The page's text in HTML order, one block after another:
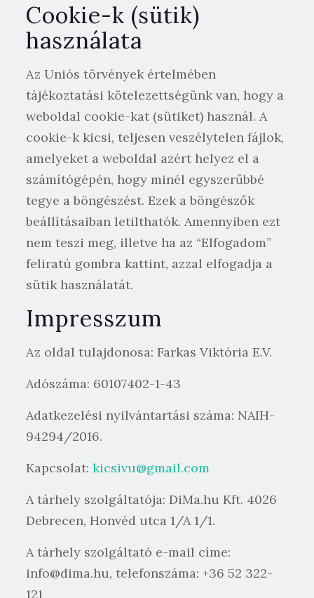
Cookie-k (sütik)
használata
Az Uniós törvények értelmében
tájékoztatási kötelezettségünk van, hogy a
weboldal cookie-kat (sütiket) használ. A
cookie-k kicsi, teljesen veszélytelen fájlok,
amelyeket a weboldal azért helyez el a
számítógépén, hogy minél egyszerűbbé
tegye a böngészést. Ezek a böngészők
beállításaiban letilthatók. Amennyiben ezt
nem teszi meg, illetve ha az “Elfogadom”
feliratú gombra kattint, azzal elfogadja a
sütik használatát.
Impresszum
Az oldal tulajdonosa: Farkas Viktória E.V.
Adószáma: 60107402-1-43
Adatkezelési nyilvántartási száma: NAIH-
94294/2016.
Kapcsolat: kicsivu@gmail.com
A tárhely szolgáltatója: DiMa.hu Kft. 4026
Debrecen, Honvéd utca 1/A 1/1.
A tárhely szolgáltató e-mail címe:
info@dima.hu, telefonszáma: +36 52 322-
121